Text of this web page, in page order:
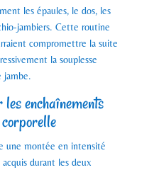
les épaules, le dos, les
jambiers. Cette routine
compromettre la suite
la souplesse
jambe.
enchaînements
une montée en intensité
durant les deux